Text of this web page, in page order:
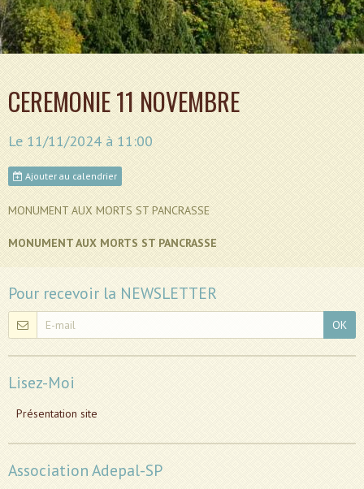
CEREMONIE 11 NOVEMBRE
Le 11/11/2024 à 11:00
Ajouter au calendrier
MONUMENT AUX MORTS ST PANCRASSE
MONUMENT AUX MORTS ST PANCRASSE
Pour recevoir la NEWSLETTER
OK
Lisez-Moi
Présentation site
Association Adepal-SP